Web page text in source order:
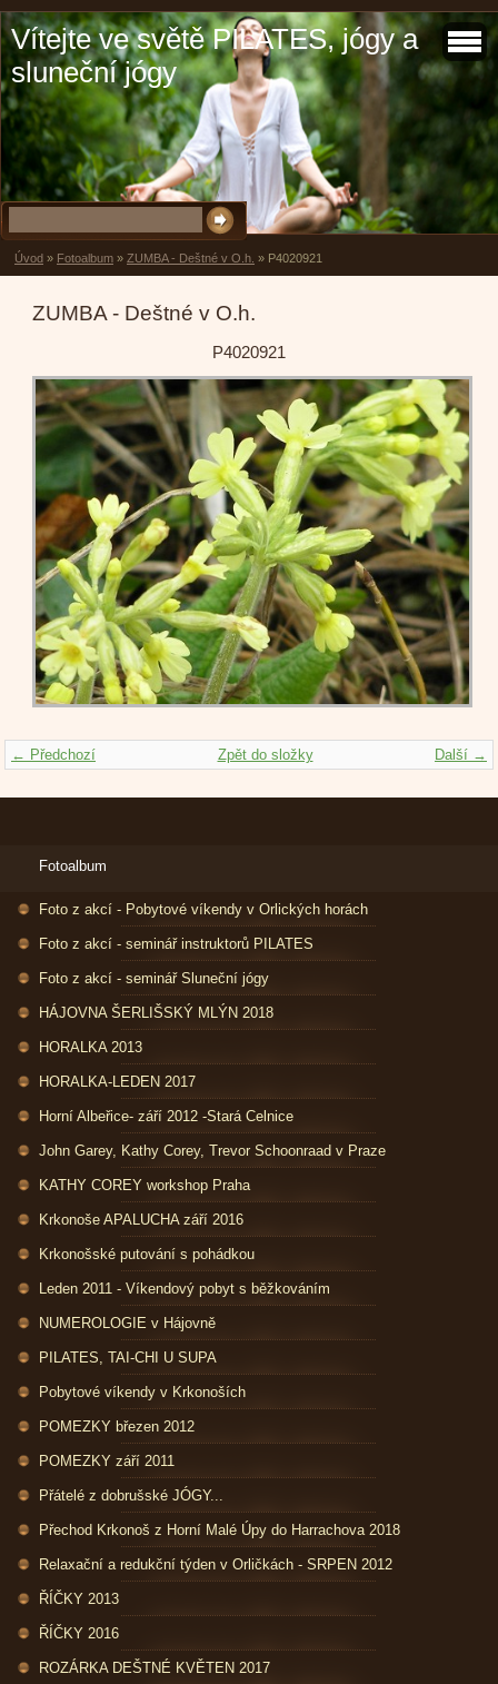
Vítejte ve světě PILATES, jógy a
sluneční jógy
Úvod » Fotoalbum » ZUMBA - Deštné v O.h. » P4020921
ZUMBA - Deštné v O.h.
P4020921
← Předchozí Další →
Zpět do složky
Fotoalbum
Foto z akcí - Pobytové víkendy v Orlických horách
Foto z akcí - seminář instruktorů PILATES
Foto z akcí - seminář Sluneční jógy
HÁJOVNA ŠERLIŠSKÝ MLÝN 2018
HORALKA 2013
HORALKA-LEDEN 2017
Horní Albeřice- září 2012 -Stará Celnice
John Garey, Kathy Corey, Trevor Schoonraad v Praze
KATHY COREY workshop Praha
Krkonoše APALUCHA září 2016
Krkonošské putování s pohádkou
Leden 2011 - Víkendový pobyt s běžkováním
NUMEROLOGIE v Hájovně
PILATES, TAI-CHI U SUPA
Pobytové víkendy v Krkonoších
POMEZKY březen 2012
POMEZKY září 2011
Přátelé z dobrušské JÓGY...
Přechod Krkonoš z Horní Malé Úpy do Harrachova 2018
Relaxační a redukční týden v Orličkách - SRPEN 2012
ŘÍČKY 2013
ŘÍČKY 2016
ROZÁRKA DEŠTNÉ KVĚTEN 2017